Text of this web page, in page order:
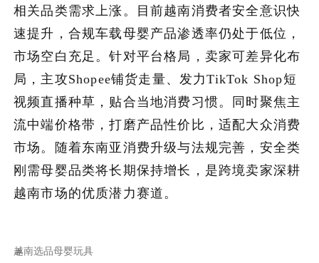
相关品类需求上涨。目前越南消费者安全意识快
速提升，合规车载母婴产品渗透率仍处于低位，
市场空白充足。针对平台格局，卖家可差异化布
局，主攻Shopee铺货走量、发力TikTok Shop短
视频直播种草，贴合当地消费习惯。同时聚焦主
流中端价格带，打磨产品性价比，适配大众消费
市场。随着东南亚消费升级与法规完善，安全类
刚需母婴品类将长期保持增长，是跨境卖家深耕
越南市场的优质潜力赛道。
越南选品母婴玩具